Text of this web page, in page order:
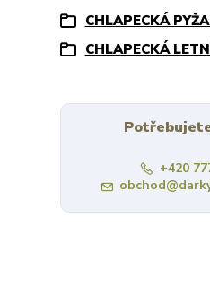
CHLAPECKÁ
CHLAPECKÁ
+420